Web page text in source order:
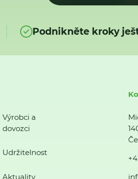
Podnikněte kroky
Výrobci a
dovozci
Udržitelnost
Aktuality